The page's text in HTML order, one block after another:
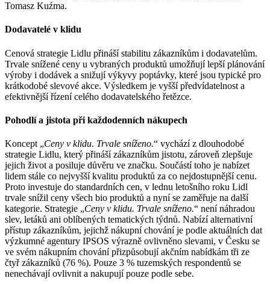
Tomasz Kuźma.
Dodavatelé v klidu
Cenová strategie Lidlu přináší stabilitu zákazníkům i dodavatelům.
Trvale snížené ceny u vybraných produktů umožňují lepší plánování
výroby i dodávek a snižují výkyvy poptávky, které jsou typické pro
krátkodobé slevové akce. Výsledkem je vyšší předvídatelnost a
efektivnější řízení celého dodavatelského řetězce.
Pohodlí a jistota při každodenních nákupech
Koncept „Ceny v klidu. Trvale sníženo.“ vychází z dlouhodobé
strategie Lidlu, který přináší zákazníkům jistotu, zároveň zlepšuje
jejich život a posiluje důvěru ve značku. Součástí toho je nabízet
lidem stále co nejvyšší kvalitu produktů za co nejdostupnější cenu.
Proto investuje do standardních cen, v lednu letošního roku Lidl
trvale snížil ceny všech bio produktů a nyní se zaměřuje na další
kategorie. Strategie „Ceny v klidu. Trvale sníženo.“ není náhradou
slev, letáků ani oblíbených tematických týdnů. Nabízí alternativní
přístup zákazníkům, jejichž nákupní chování je podle aktuálních dat
výzkumné agentury IPSOS výrazně ovlivněno slevami, v Česku se
ve svém nákupním chování přizpůsobují akčním nabídkám tři ze
čtyř zákazníků (76 %). Pouze 3 % tuzemských respondentů se
nenechávají ovlivnit a nakupují pouze podle sebe.